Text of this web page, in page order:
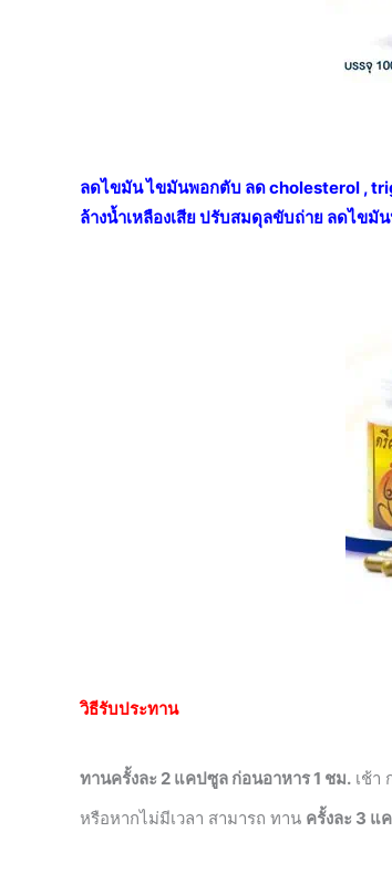
ลดไขมัน ไขมันพอกตับ ลด cholesterol ,
ล้างน้ำเหลืองเสีย ปรับสมดุลขับถ่าย ลดไข
วิธีรับประทาน
ทานครั้งละ 2 แคปซูล ก่อนอาหาร 1 ชม. เช้า
หรือหากไม่มีเวลา สามารถ ทาน ครั้งละ 3 แ